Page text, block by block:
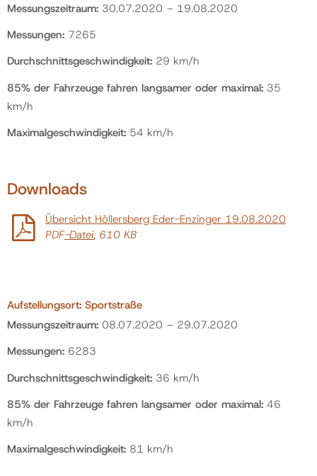
Messungszeitraum: 30.07.2020 – 19.08.2020
Messungen: 7265
Durchschnittsgeschwindigkeit: 29 km/h
85% der Fahrzeuge fahren langsamer oder maximal: 35
km/h
Maximalgeschwindigkeit: 54 km/h
Downloads
Übersicht Höllersberg Eder-Enzinger 19.08.2020
PDF-Datei, 610 KB
Aufstellungsort: Sportstraße
Messungszeitraum: 08.07.2020 – 29.07.2020
Messungen: 6283
Durchschnittsgeschwindigkeit: 36 km/h
85% der Fahrzeuge fahren langsamer oder maximal: 46
km/h
Maximalgeschwindigkeit: 81 km/h